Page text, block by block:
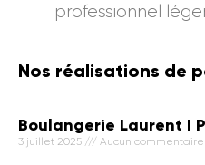
professionnel
Nos réalisations de
Boulangerie Laurent I
3 juillet 2025 Aucun commentaire